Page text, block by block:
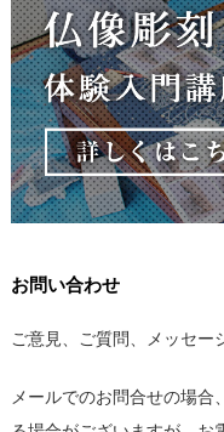
お問い合わせ
ご意見、ご質問、メッセー
メールでのお問合せの場